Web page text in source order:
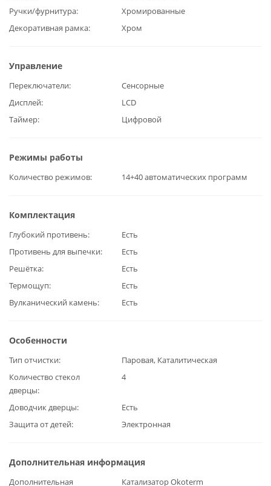
Ручки/фурнитура
Хромированные
Декоративная рамка
Хром
Управление
Переключатели
Сенсорные
Дисплей
LCD
Таймер
Цифровой
Режимы работы
Количество режимов 14+40 автоматических программ
Комплектация
Глубокий противень
Есть
Противень для выпечки
Есть
Решётка
Есть
Термощуп
Есть
Вулканический камень
Есть
Особенности
Тип отчистки
Паровая, Каталитическая
Количество стекол
дверцы
4
Доводчик дверцы
Есть
Защита от детей
Электронная
Дополнительная информация
Дополнительная Катализатор Okoterm